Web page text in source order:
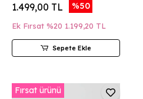
1.499,00 TL %50
Ek Fırsat %20 1.199,20 TL
Sepete Ekle
Fırsat ürünü